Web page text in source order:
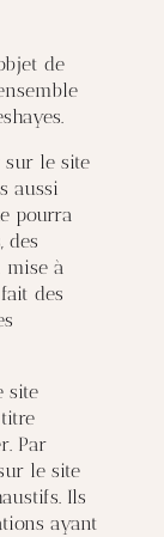
de
sur le site
aussi
pourra
des
mise à
des
site
Par
le site
Ils
ayant